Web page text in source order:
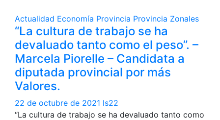
Actualidad Economía Provincia Provincia Zonales
“La cultura de trabajo se ha
devaluado tanto como el peso”. –
Marcela Piorelle – Candidata a
diputada provincial por más
Valores.
22 de octubre de 2021 ls22
“La cultura de trabajo se ha devaluado tanto como